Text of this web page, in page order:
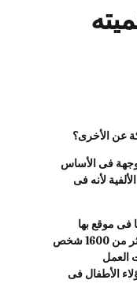
عن الأخرى؟
فى الأساس
لأنه فى
فى موقع بها
وظائف فليكس فى يوليو 2019 على اكثر من 1600 شخص
العمل
الأطفال فى